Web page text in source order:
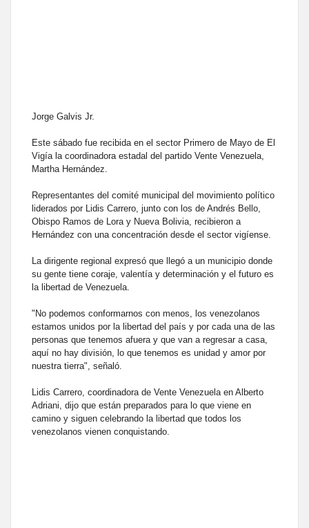
Jorge Galvis Jr.
Este sábado fue recibida en el sector Primero de Mayo de El
Vigía la coordinadora estadal del partido Vente Venezuela,
Martha Hernández.
Representantes del comité municipal del movimiento político
liderados por Lidis Carrero, junto con los de Andrés Bello,
Obispo Ramos de Lora y Nueva Bolivia, recibieron a
Hernández con una concentración desde el sector vigíense.
La dirigente regional expresó que llegó a un municipio donde
su gente tiene coraje, valentía y determinación y el futuro es
la libertad de Venezuela.
"No podemos conformarnos con menos, los venezolanos
estamos unidos por la libertad del país y por cada una de las
personas que tenemos afuera y que van a regresar a casa,
aquí no hay división, lo que tenemos es unidad y amor por
nuestra tierra", señaló.
Lidis Carrero, coordinadora de Vente Venezuela en Alberto
Adriani, dijo que están preparados para lo que viene en
camino y siguen celebrando la libertad que todos los
venezolanos vienen conquistando.